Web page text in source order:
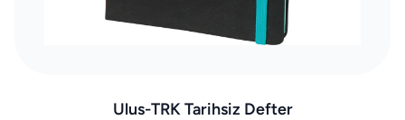
Ulus-TRK Tarihsiz Defter